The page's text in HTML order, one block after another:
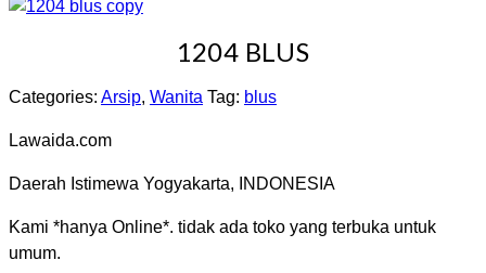
1204 BLUS
Categories: Arsip, Wanita Tag: blus
Lawaida.com
Daerah Istimewa Yogyakarta, INDONESIA
Kami *hanya Online*. tidak ada toko yang terbuka untuk
umum.